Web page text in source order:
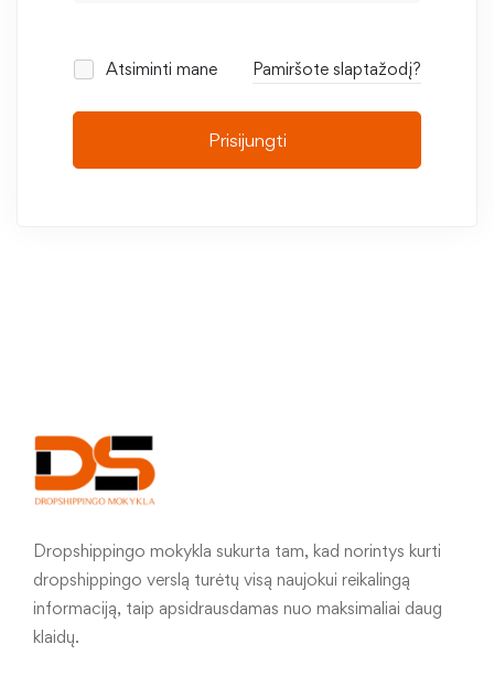
Atsiminti mane Pamiršote slaptažodį?
Prisijungti
Dropshippingo mokykla sukurta tam, kad norintys kurti
dropshippingo verslą turėtų visą naujokui reikalingą
informaciją, taip apsidrausdamas nuo maksimaliai daug
klaidų.